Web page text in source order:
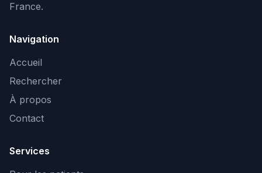
France.
Navigation
Accueil
Rechercher
À propos
Contact
Services